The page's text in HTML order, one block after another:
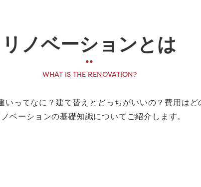
リノベーションとは
WHAT IS THE RENOVATION?
ってなに？建て替えとどっちがいいの？費用はど
ノベーションの基礎知識についてご紹介します。